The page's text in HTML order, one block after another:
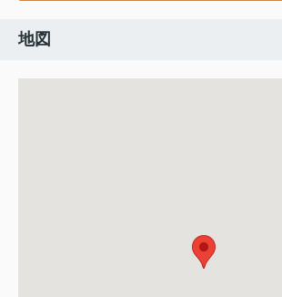
地図